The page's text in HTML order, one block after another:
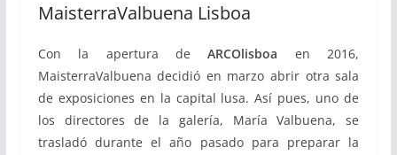
MaisterraValbuena Lisboa
Con la apertura deARCOlisboa en 2016,
MaisterraValbuena decidió en marzo abrir otra sala
de exposiciones en la capital lusa. Así pues, uno de
los directores de la galería, María Valbuena, se
trasladó durante el año pasado para preparar la